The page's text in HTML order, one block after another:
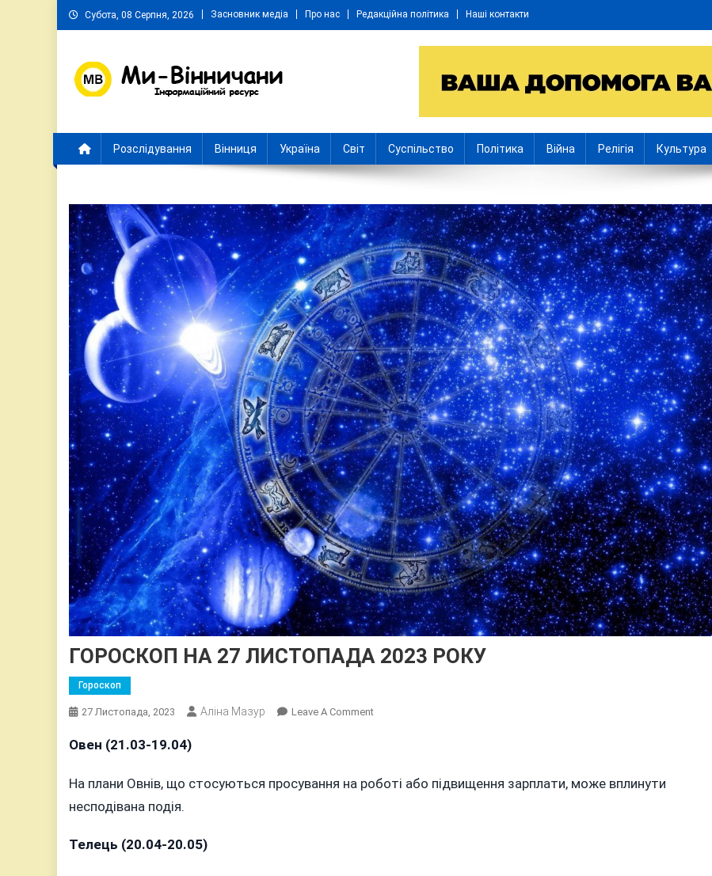
Skip
to
Субота, 08 Серпня, 2026 Засновник медіа Про нас Редакційна політика Наші контакти
Розслідування Вінниця Україна Світ Суспільство Політика Війна Релігія Культура
ГОРОСКОП НА 27 ЛИСТОПАДА 2023 РОКУ
Гороскоп
27 Листопада, 2023 Аліна Мазур Leave A CommentOn
ЛИСТОПАДА
Овен (21.03-19.04)
На плани Овнів, що стосуються просування на роботі або підвищення зарплати, може вплинути
несподівана подія.
Телець (20.04-20.05)